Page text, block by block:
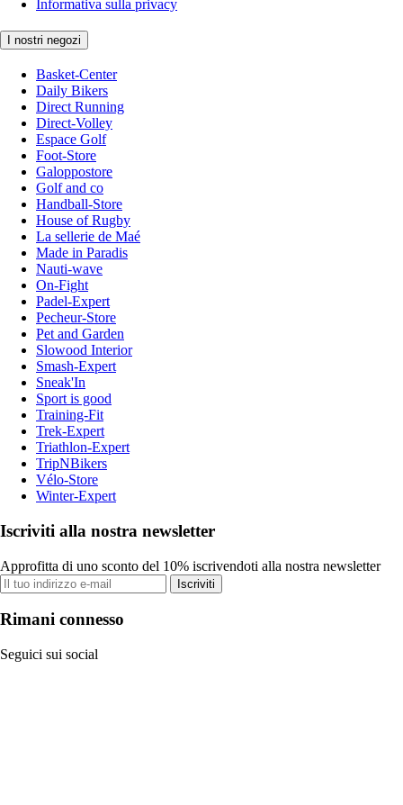
Informativa sulla privacy
I nostri negozi
Basket-Center
Daily Bikers
Direct Running
Direct-Volley
Espace Golf
Foot-Store
Galoppostore
Golf and co
Handball-Store
House of Rugby
La sellerie de Maé
Made in Paradis
Nauti-wave
On-Fight
Padel-Expert
Pecheur-Store
Pet and Garden
Slowood Interior
Smash-Expert
Sneak'In
Sport is good
Training-Fit
Trek-Expert
Triathlon-Expert
TripNBikers
Vélo-Store
Winter-Expert
Iscriviti alla nostra newsletter
Approfitta di uno sconto del 10% iscrivendoti alla nostra newsletter
Iscriviti
Rimani connesso
Seguici sui social